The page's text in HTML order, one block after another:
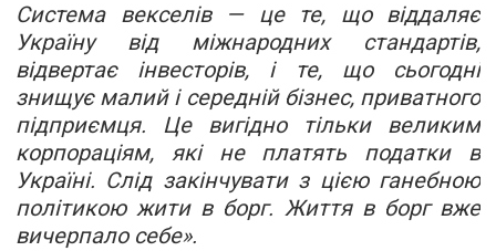
Система векселів — це те, що віддаляє
Україну від міжнародних стандартів,
відвертає інвесторів, і те, що сьогодні
знищує малий і середній бізнес, приватного
підприємця. Це вигідно тільки великим
корпораціям, які не платять податки в
Україні. Слід закінчувати з цією ганебною
політикою жити в борг. Життя в борг вже
вичерпало себе».